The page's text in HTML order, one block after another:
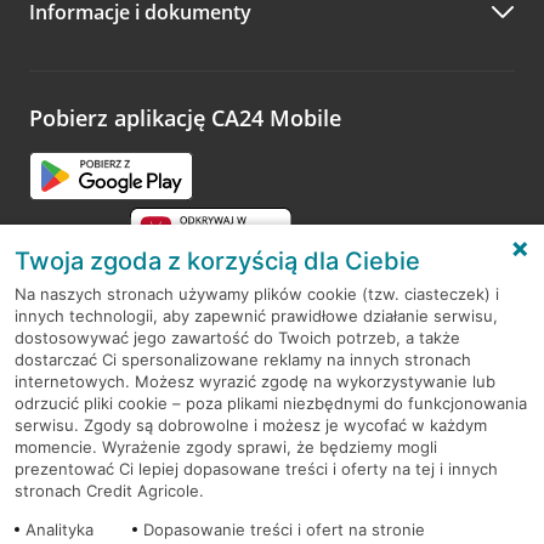
Zachęcamy do podzielenia się z nami opinią o wizycie.
opinie.
Informacje i dokumenty
Pobierz aplikację CA24 Mobile
RODO
Regulamin serwisu
Mapa serwisu
PolitykaCookies
Twoja zgoda z korzyścią dla Ciebie
Na naszych stronach używamy plików cookie (tzw. ciasteczek) i
innych technologii, aby zapewnić prawidłowe działanie serwisu,
dostosowywać jego zawartość do Twoich potrzeb, a także
dostarczać Ci spersonalizowane reklamy na innych stronach
internetowych. Możesz wyrazić zgodę na wykorzystywanie lub
odrzucić pliki cookie – poza plikami niezbędnymi do funkcjonowania
serwisu. Zgody są dobrowolne i możesz je wycofać w każdym
momencie. Wyrażenie zgody sprawi, że będziemy mogli
prezentować Ci lepiej dopasowane treści i oferty na tej i innych
stronach Credit Agricole.
Analityka
Dopasowanie treści i ofert na stronie